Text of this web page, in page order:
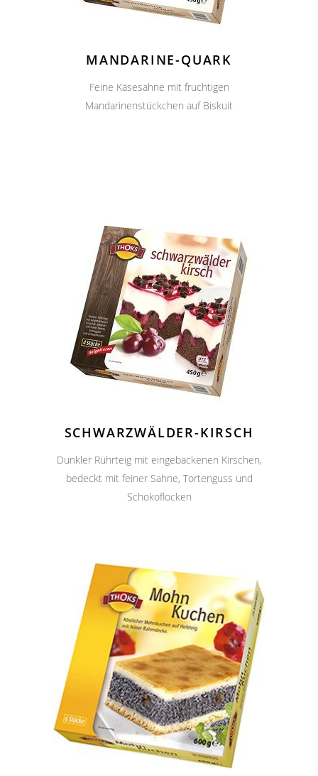
MANDARINE-QUARK
Feine Käsesahne mit fruchtigen
Mandarinenstückchen auf Biskuit
SCHWARZWÄLDER-KIRSCH
Dunkler Rührteig mit eingebackenen Kirschen,
bedeckt mit feiner Sahne, Tortenguss und
Schokoflocken